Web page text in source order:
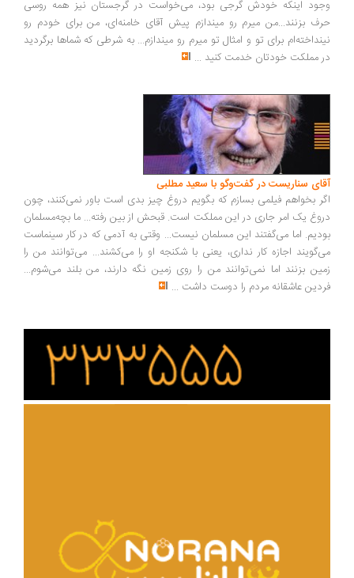
اینکه خودش گرجی بود، می‌خواست در گرجستان نیز همه روسی
بزنند...من میرم رو میندازم پیش آقای خامنه‌ای، من برای خودم رو
برای تو و امثال تو میرم رو میندازم... به شرطی که شماها برگردید
مملکت خودتان خدمت کنید...
سناریست در گفت‌وگو با سعید مطلبی
بخواهم فیلمی بسازم که بگویم دروغ چیز بدی است باور نمی‌کنند، چون
یک امر جاری در این مملکت است. قبحش از بین رفته... ما بچه‌مسلمان
اما می‌گفتند این مسلمان نیست... وقتی به آدمی که در کار سینماست
اجازه کار نداری، یعنی با شکنجه او را می‌کشند... می‌توانند من را
بزنند اما نمی‌توانند من را روی زمین نگه دارند، من بلند می‌شوم...
عاشقانه مردم را دوست داشت ...